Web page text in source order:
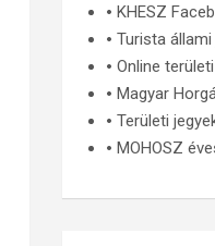
🞄KHESZ
🞄Turista
🞄Online
🞄Magyar
🞄Területi
🞄MOHOSZ